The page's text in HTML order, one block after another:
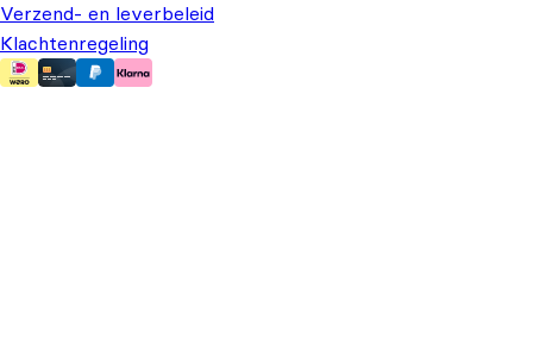
Verzend- en leverbeleid
Klachtenregeling